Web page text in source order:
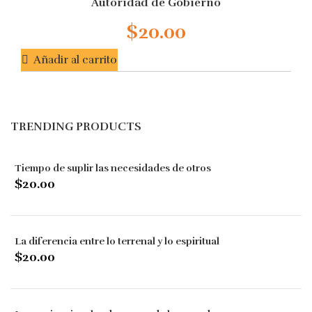
of
$20.00
Añadir al carrito
TRENDING PRODUCTS
Tiempo de suplir las necesidades de otros
$20.00
La diferencia entre lo terrenal y lo espiritual
$20.00